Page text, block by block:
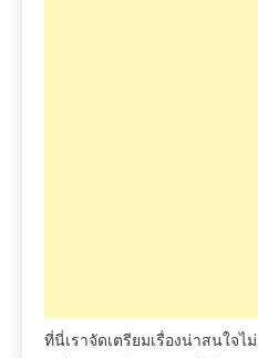
ที่นี่เราจัดเตรียมเรื่องน่าสนใจ